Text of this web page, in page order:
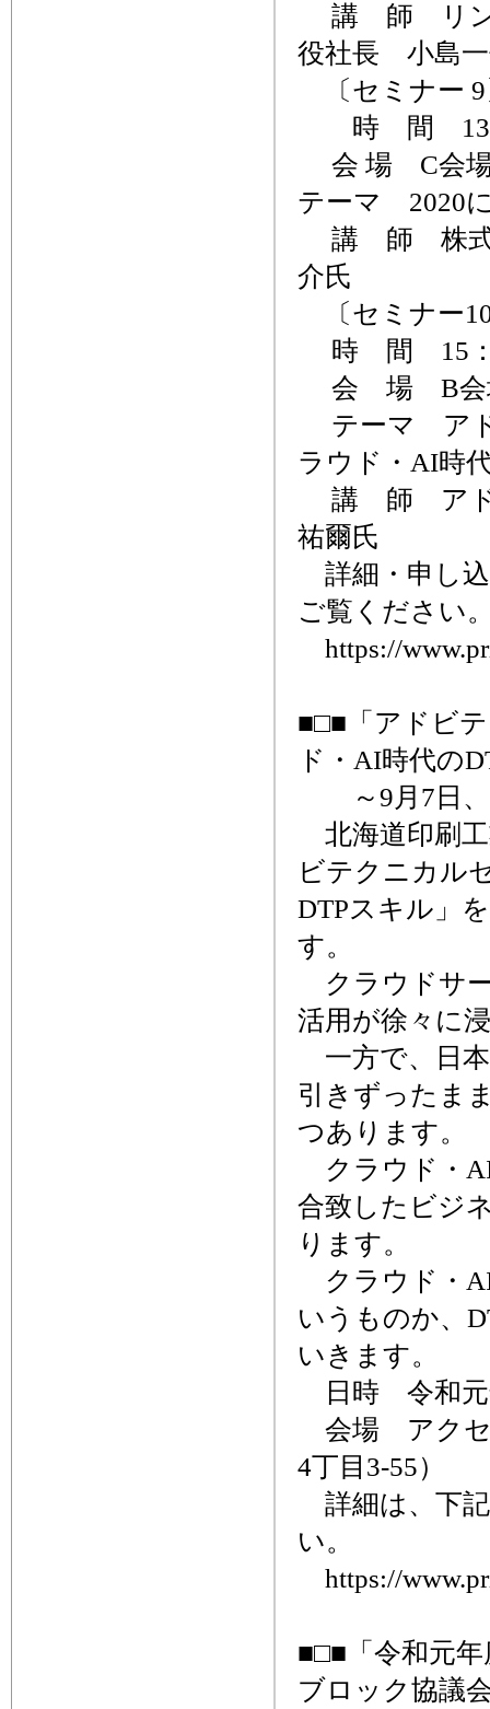
講 師 リン
役社長 小島
〔セミナー 9
時 間 13：
会 場 C会
テーマ 2020
講 師 株式
介氏
〔セミナー
時 間 15：
会 場 B会
テーマ アド
ラウド・AI時
講 師 アド
祐爾氏
詳細・申し
ご覧ください
https://
■□■「アドビ
ド・AI時代の
～9月7日、
北海道印刷工
ビテクニカル
DTPスキル」
す。
クラウドサ
活用が徐々に
一方で、日
引きずったま
つあります。
クラウド・
合致したビジ
ります。
クラウド・
いうものか、
いきます。
日時 令和元
会場 アクセ
4丁目3-55）
詳細は、下
い。
https://
■□■「令和元
ブロック協議